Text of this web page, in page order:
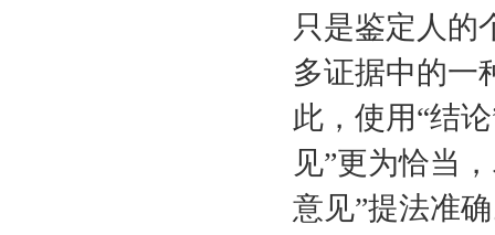
只是鉴定人的
多证据中的一
此，使用“结
见”更为恰当
意见”提法准